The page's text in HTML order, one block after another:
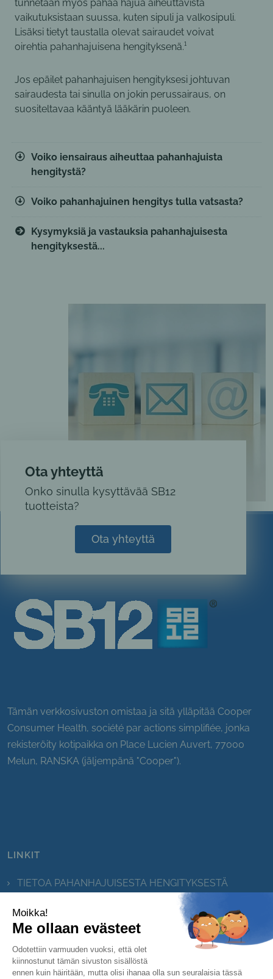
tunnetaan myös pahaa hajua aiheuttavista
vaikutuksistaan suussa, kuten sipuli ja valkosipuli.
Lisäksi tietyt taustalla olevat sairaudet voivat
oirehtia pahanhajuisena hengityksenä.¹
Jos epäilet pahanhajuisen hengityksesi johtuvan
sairaudesta tai sinulla on jokin perussairaus, on
suositeltavaa kääntyä lääkärin puoleen.
Voiko iensairaus aiheuttaa pahanhajuista
hengitystä?
Voiko pahanhajuinen hengitys tulla vatsasta?
Kysymyksiä ja vastauksia pahanhajuisesta
hengityksestä...
Ota yhteyttä
Onko sinulla kysyttävää SB12
tuotteista?
Ota yhteyttä
Tämän verkkosivuston omistaa ja sitä ylläpitää Cooper
Consumer Health, société par actions simplifiée, jonka
rekisteröity kotipaikka on Place Lucien Auvert, 77000
Melun, RANSKA (jäljempänä "Cooper").
LINKIT
TIETOA PAHANHAJUISESTA HENGITYKSESTÄ
Suuvesitesti
Sivukartta